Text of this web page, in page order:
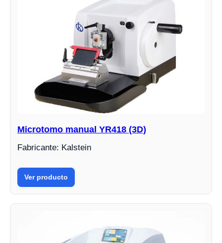
Microtomo manual YR418 (3D)
Fabricante: Kalstein
Ver producto